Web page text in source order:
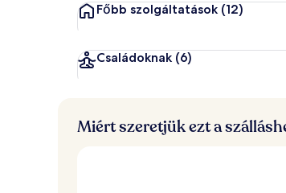
Főbb szolgáltatások (12)
Családoknak (6)
Miért szeretjük ezt a